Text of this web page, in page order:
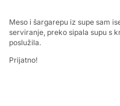
Meso i šargarepu iz supe sam
serviranje, preko sipala supu s
poslužila.
Prijatno!